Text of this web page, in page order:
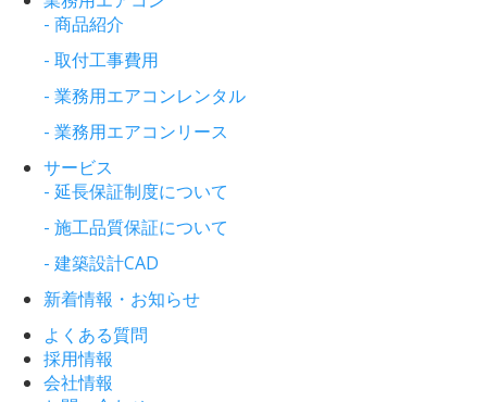
- 商品紹介
- 取付工事費用
- 業務用エアコンレンタル
- 業務用エアコンリース
サービス
- 延長保証制度について
- 施工品質保証について
- 建築設計CAD
新着情報・お知らせ
よくある質問
採用情報
会社情報